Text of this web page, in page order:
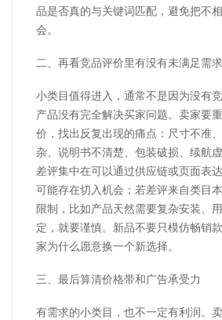
品是否真的与关键词匹配，避免把不
会。
二、再看竞品评价里有没有未满足需求
小类目值得进入，通常不是因为没有
产品没有完全解决买家问题。卖家要
价，找出反复出现的痛点：尺寸不准
杂、说明书不清楚、包装破损、续航
差评集中在可以通过供应链或页面表
可能存在切入机会；若差评来自类目
限制，比如产品天然需要复杂安装、
定，就要谨慎。新品不要只模仿畅销
家为什么愿意换一个新选择。
三、最后算清价格带和广告承受力
有需求的小类目，也不一定有利润。